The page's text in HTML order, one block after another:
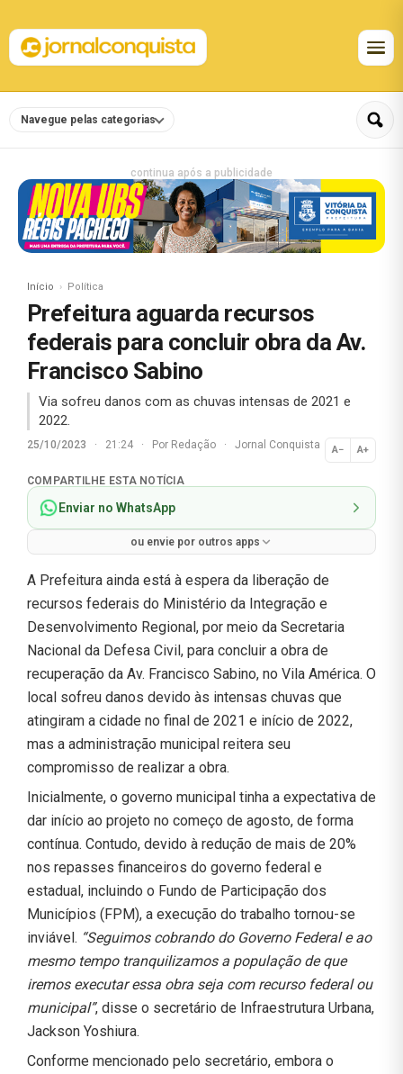
Navegue pelas categorias
continua após a publicidade
Início Política
Prefeitura aguarda recursos
federais para concluir obra da Av.
Francisco Sabino
Via sofreu danos com as chuvas intensas de 2021 e
2022.
25/10/2023 · 21:24 · Por Redação · Jornal Conquista A− A+
Normal
COMPARTILHE ESTA NOTÍCIA
Enviar no WhatsApp
ou envie por outros apps
A Prefeitura ainda está à espera da liberação de
recursos federais do Ministério da Integração e
Desenvolvimento Regional, por meio da Secretaria
Nacional da Defesa Civil, para concluir a obra de
recuperação da Av. Francisco Sabino, no Vila América. O
local sofreu danos devido às intensas chuvas que
atingiram a cidade no final de 2021 e início de 2022,
mas a administração municipal reitera seu
compromisso de realizar a obra.
Inicialmente, o governo municipal tinha a expectativa de
dar início ao projeto no começo de agosto, de forma
contínua. Contudo, devido à redução de mais de 20%
nos repasses financeiros do governo federal e
estadual, incluindo o Fundo de Participação dos
Municípios (FPM), a execução do trabalho tornou-se
inviável. “Seguimos cobrando do Governo Federal e ao
mesmo tempo tranquilizamos a população de que
iremos executar essa obra seja com recurso federal ou
municipal”, disse o secretário de Infraestrutura Urbana,
Jackson Yoshiura.
Conforme mencionado pelo secretário, embora o